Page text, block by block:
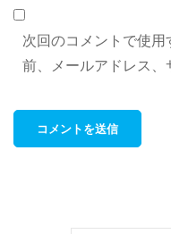
次回のコメントで使
前、メールアドレス、